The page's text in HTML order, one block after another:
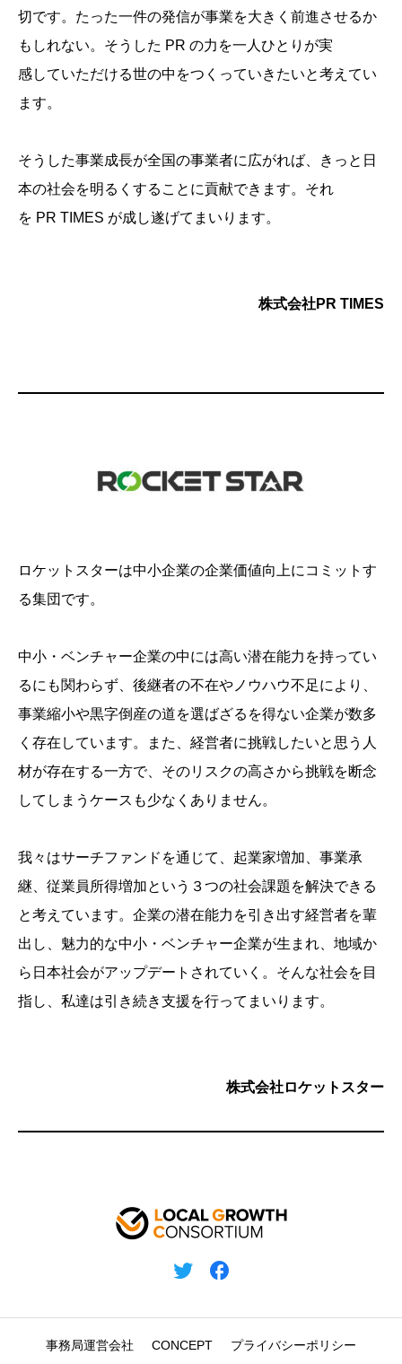
切です。たった一件の発信が事業を大きく前進させるか
もしれない。そうした PR の力を一人ひとりが実
感していただける世の中をつくっていきたいと考えてい
ます。
そうした事業成長が全国の事業者に広がれば、きっと日
本の社会を明るくすることに貢献できます。それ
を PR TIMES が成し遂げてまいります。
株式会社PR TIMES
ロケットスターは中小企業の企業価値向上にコミットす
る集団です。
中小・ベンチャー企業の中には高い潜在能力を持ってい
るにも関わらず、後継者の不在やノウハウ不足により、
事業縮小や黒字倒産の道を選ばざるを得ない企業が数多
く存在しています。また、経営者に挑戦したいと思う人
材が存在する一方で、そのリスクの高さから挑戦を断念
してしまうケースも少なくありません。
我々はサーチファンドを通じて、起業家増加、事業承
継、従業員所得増加という３つの社会課題を解決できる
と考えています。企業の潜在能力を引き出す経営者を輩
出し、魅力的な中小・ベンチャー企業が生まれ、地域か
ら日本社会がアップデートされていく。そんな社会を目
指し、私達は引き続き支援を行ってまいります。
株式会社ロケットスター
事務局運営会社 CONCEPT プライバシーポリシー